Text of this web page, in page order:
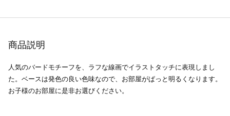
商品説明
人気のバードモチーフを、ラフな線画でイラストタッチに表現しまし
た。ベースは発色の良い色味なので、お部屋がぱっと明るくなります。
お子様のお部屋に是非お選びください。